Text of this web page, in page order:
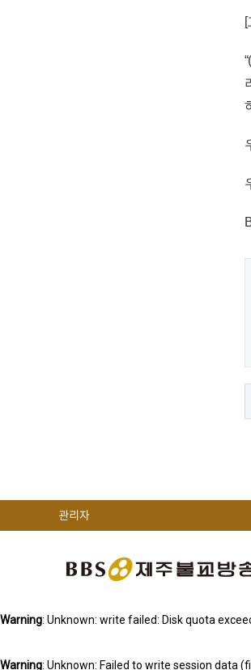
관리자
Warning: Unknown: write failed: Disk quota
Warning: Unknown: Failed to write session